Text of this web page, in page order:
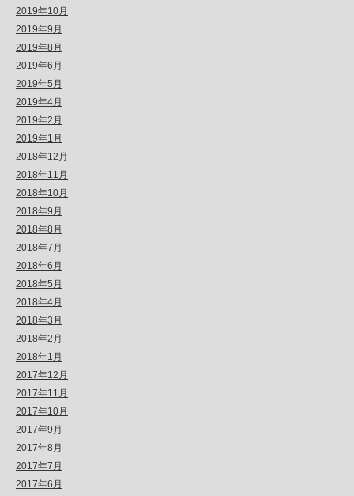
2019年10月
2019年9月
2019年8月
2019年6月
2019年5月
2019年4月
2019年2月
2019年1月
2018年12月
2018年11月
2018年10月
2018年9月
2018年8月
2018年7月
2018年6月
2018年5月
2018年4月
2018年3月
2018年2月
2018年1月
2017年12月
2017年11月
2017年10月
2017年9月
2017年8月
2017年7月
2017年6月